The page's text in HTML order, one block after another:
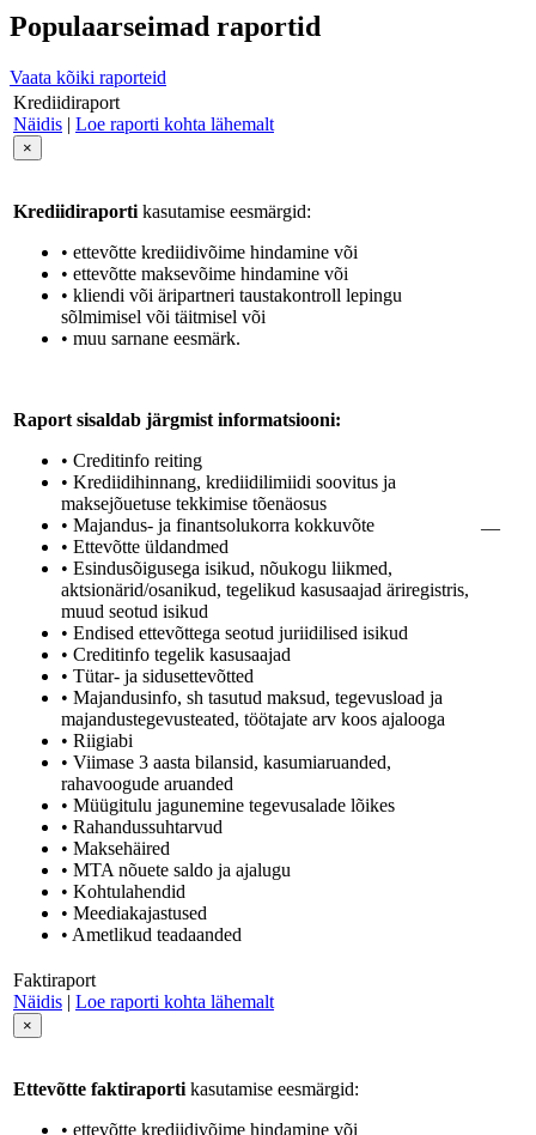
Populaarseimad raportid
Vaata kõiki raporteid
Krediidiraport
Näidis | Loe raporti kohta lähemalt
×
Krediidiraporti kasutamise eesmärgid:
• ettevõtte krediidivõime hindamine või
• ettevõtte maksevõime hindamine või
• kliendi või äripartneri taustakontroll lepingu
sõlmimisel või täitmisel või
• muu sarnane eesmärk.
Raport sisaldab järgmist informatsiooni:
• Creditinfo reiting
• Krediidihinnang, krediidilimiidi soovitus ja
maksejõuetuse tekkimise tõenäosus
• Majandus- ja finantsolukorra kokkuvõte
• Ettevõtte üldandmed
• Esindusõigusega isikud, nõukogu liikmed,
aktsionärid/osanikud, tegelikud kasusaajad äriregistris,
muud seotud isikud
• Endised ettevõttega seotud juriidilised isikud
• Creditinfo tegelik kasusaajad
• Tütar- ja sidusettevõtted
• Majandusinfo, sh tasutud maksud, tegevusload ja
majandustegevusteated, töötajate arv koos ajalooga
• Riigiabi
• Viimase 3 aasta bilansid, kasumiaruanded,
rahavoogude aruanded
• Müügitulu jagunemine tegevusalade lõikes
• Rahandussuhtarvud
• Maksehäired
• MTA nõuete saldo ja ajalugu
• Kohtulahendid
• Meediakajastused
• Ametlikud teadaanded
—
Faktiraport
Näidis | Loe raporti kohta lähemalt
×
Ettevõtte faktiraporti kasutamise eesmärgid:
• ettevõtte krediidivõime hindamine või